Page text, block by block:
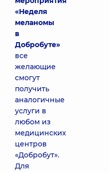
«Неделя
меланомы
в
Добробуте»
все
желающие
смогут
получить
аналогичные
услуги в
любом из
медицинских
центров
«Добробут».
Для